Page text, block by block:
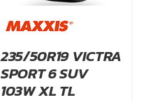
235/50R19 VICTRA
SPORT 6 SUV
103W XL TL